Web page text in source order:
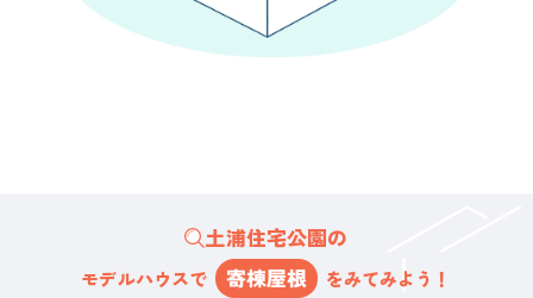
土浦住宅公園の
モデルハウスで 寄棟屋根 をみてみよう！